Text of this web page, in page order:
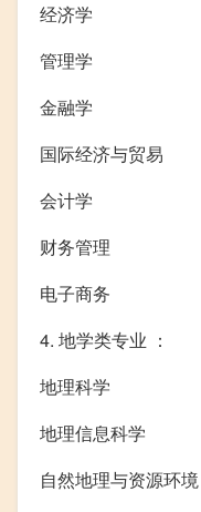
经济学
管理学
金融学
国际经济与贸易
会计学
财务管理
电子商务
4. 地学类专业 ：
地理科学
地理信息科学
自然地理与资源环境